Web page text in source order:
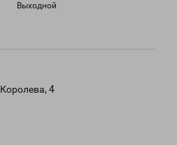
Выходной
4